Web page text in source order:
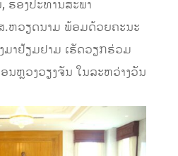
ຮອງປະທານສະພາ
.ຫວຽດນາມ ພ້ອມດ້ວຍຄະນະ
ມາຢ້ຽມຢາມ ເຮັດວຽກຮ່ວມ
ນຫຼວງວຽງຈັນ ໃນລະຫວ່າງວັນ